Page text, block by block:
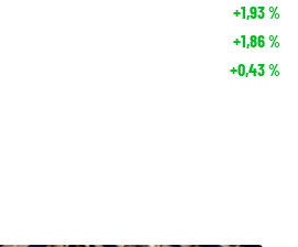
+1,93%
+1,86%
+0,43%